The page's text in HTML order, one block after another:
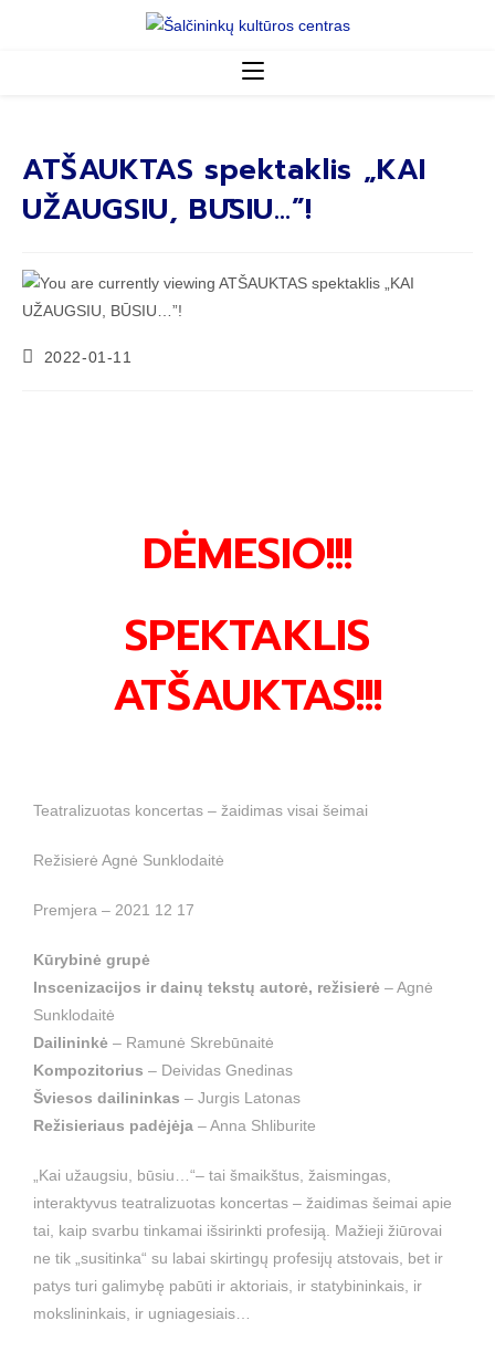
ATŠAUKTAS spektaklis „KAI
UŽAUGSIU, BŪSIU…”!
2022-01-11
DĖMESIO!!!
SPEKTAKLIS
ATŠAUKTAS!!!
Teatralizuotas koncertas – žaidimas visai šeimai
Režisierė Agnė Sunklodaitė
Premjera – 2021 12 17
Kūrybinė grupė
Inscenizacijos ir dainų tekstų autorė, režisierė – Agnė
Sunklodaitė
Dailininkė – Ramunė Skrebūnaitė
Kompozitorius – Deividas Gnedinas
Šviesos dailininkas – Jurgis Latonas
Režisieriaus padėjėja – Anna Shliburite
„Kai užaugsiu, būsiu…“– tai šmaikštus, žaismingas,
interaktyvus teatralizuotas koncertas – žaidimas šeimai apie
tai, kaip svarbu tinkamai išsirinkti profesiją. Mažieji žiūrovai
ne tik „susitinka“ su labai skirtingų profesijų atstovais, bet ir
patys turi galimybę pabūti ir aktoriais, ir statybininkais, ir
mokslininkais, ir ugniagesiais…